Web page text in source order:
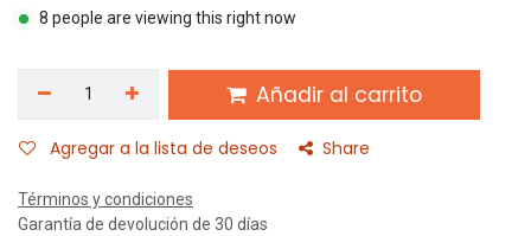
8 people are viewing this right now
Añadir al carrito
Agregar a la lista de deseos Share
Términos y condiciones
Garantía de devolución de 30 días